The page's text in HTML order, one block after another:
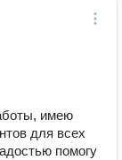
имею
для всех
помогу